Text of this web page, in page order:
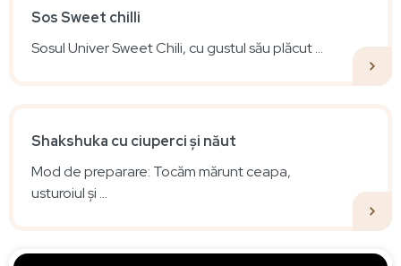
Sos Sweet chilli
Sosul Univer Sweet Chili, cu gustul său plăcut ...
Shakshuka cu ciuperci și năut
Mod de preparare: Tocăm mărunt ceapa,
usturoiul și ...